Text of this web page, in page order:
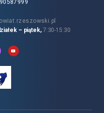
– piątek, 7:30-15:30